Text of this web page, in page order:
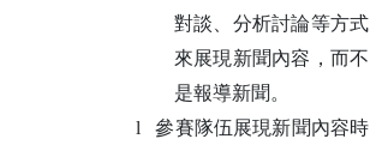
對談、分析討論等方式
來展現新聞內容，而不
是報導新聞。
l
參賽隊伍展現新聞內容時